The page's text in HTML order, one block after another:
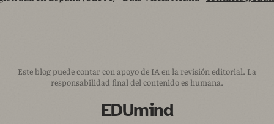
Este blog puede contar con apoyo de IA en la revisión editorial. La
responsabilidad final del contenido es humana.
EDUmind